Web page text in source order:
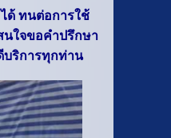
ด้ ทนต่อการใช้
นใจขอคำปรึกษา
บริการทุกท่าน